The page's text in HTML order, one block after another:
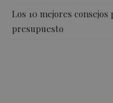
Los 10 mejores
presupuesto